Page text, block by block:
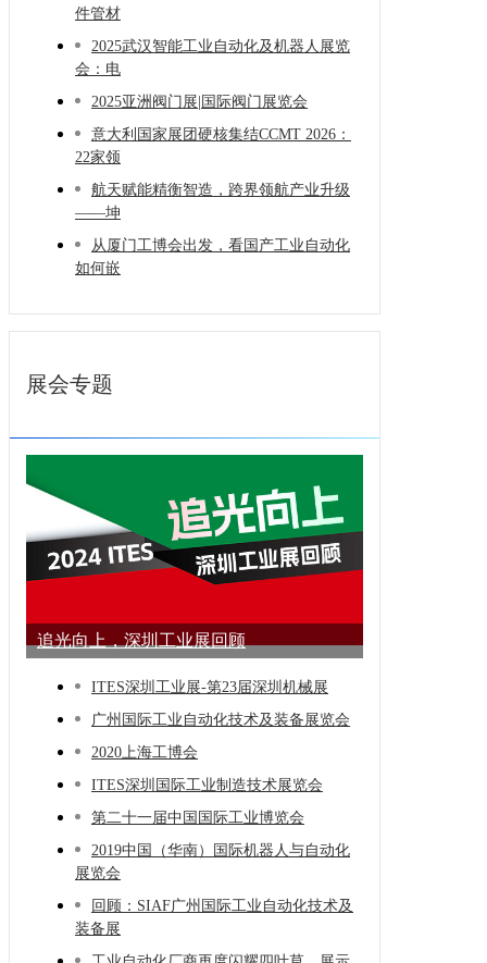
件管材
2025武汉智能工业自动化及机器人展览
会：电
2025亚洲阀门展|国际阀门展览会
意大利国家展团硬核集结CCMT 2026：
22家领
航天赋能精衡智造，跨界领航产业升级
——坤
从厦门工博会出发，看国产工业自动化
如何嵌
展会专题
追光向上，深圳工业展回顾
ITES深圳工业展-第23届深圳机械展
广州国际工业自动化技术及装备展览会
2020上海工博会
ITES深圳国际工业制造技术展览会
第二十一届中国国际工业博览会
2019中国（华南）国际机器人与自动化
展览会
回顾：SIAF广州国际工业自动化技术及
装备展